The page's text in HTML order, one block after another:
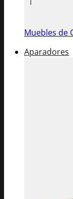
Muebles de
Aparadores